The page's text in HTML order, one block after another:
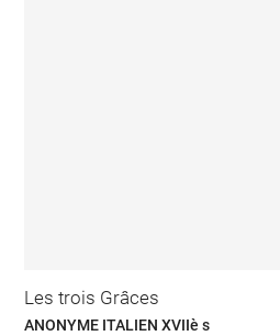
Les trois Grâces
ANONYME ITALIEN XVIIè s